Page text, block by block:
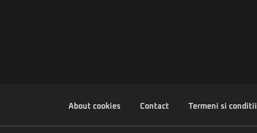
About cookies Contact Termeni si conditii